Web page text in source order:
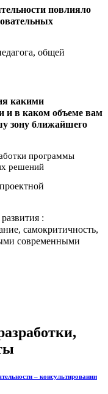
повлияло
общей
какими
и в каком объеме вам
зону ближайшего
программы
решений
:
самокритичность,
современными
– консультировании